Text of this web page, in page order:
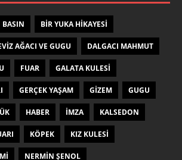
BASIN BIR YUKA HIKAYESI
AĞACI VE GUGU DALGACI MAHMUT
FUAR GALATA KULESI
GERÇEK YAŞAM GIZEM GUGU
HABER IMZA KALSEDON
KÖPEK KIZ KULESI
NERMIN ŞENOL